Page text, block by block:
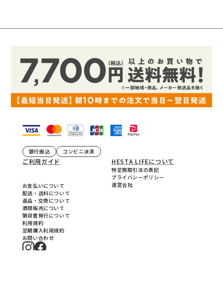
銀行振込 コンビニ決済
ご利用ガイド
お支払いについて
配送・送料について
返品・交換について
酒類販売について
領収書発行について
利用規約
定期購入利用規約
お問い合わせ
HESTA LIFEについて
特定商取引法の表記
プライバシーポリシー
運営会社